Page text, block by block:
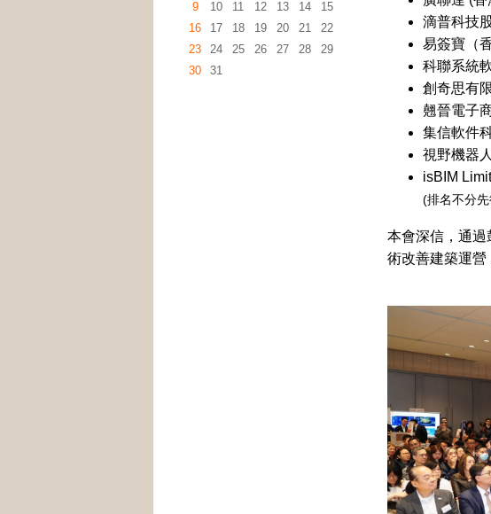
滴普科技
易簽寶（
科聯系統
創奇思有
翹晉電子
集信軟件
視野機器
isBIM
(排名不分
本會深信，通
術改善建築運營